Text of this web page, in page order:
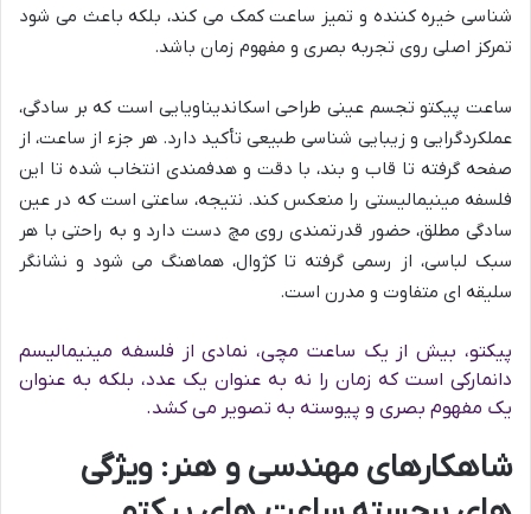
شناسی خیره کننده و تمیز ساعت کمک می کند، بلکه باعث می شود
تمرکز اصلی روی تجربه بصری و مفهوم زمان باشد.
ساعت پیکتو تجسم عینی طراحی اسکاندیناویایی است که بر سادگی،
عملکردگرایی و زیبایی شناسی طبیعی تأکید دارد. هر جزء از ساعت، از
صفحه گرفته تا قاب و بند، با دقت و هدفمندی انتخاب شده تا این
فلسفه مینیمالیستی را منعکس کند. نتیجه، ساعتی است که در عین
سادگی مطلق، حضور قدرتمندی روی مچ دست دارد و به راحتی با هر
سبک لباسی، از رسمی گرفته تا کژوال، هماهنگ می شود و نشانگر
سلیقه ای متفاوت و مدرن است.
پیکتو، بیش از یک ساعت مچی، نمادی از فلسفه مینیمالیسم
دانمارکی است که زمان را نه به عنوان یک عدد، بلکه به عنوان
یک مفهوم بصری و پیوسته به تصویر می کشد.
شاهکارهای مهندسی و هنر: ویژگی